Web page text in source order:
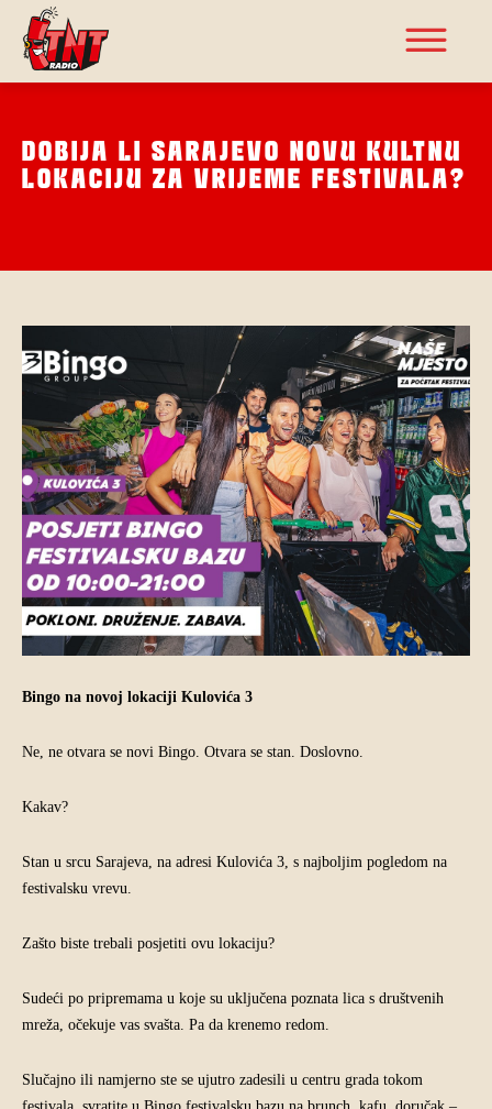
DOBIJA LI SARAJEVO NOVU KULTNU
LOKACIJU ZA VRIJEME FESTIVALA?
Bingo na novoj lokaciji Kulovića 3
Ne, ne otvara se novi Bingo. Otvara se stan. Doslovno.
Kakav?
Stan u srcu Sarajeva, na adresi Kulovića 3, s najboljim pogledom na
festivalsku vrevu.
Zašto biste trebali posjetiti ovu lokaciju?
Sudeći po pripremama u koje su uključena poznata lica s društvenih
mreža, očekuje vas svašta. Pa da krenemo redom.
Slučajno ili namjerno ste se ujutro zadesili u centru grada tokom